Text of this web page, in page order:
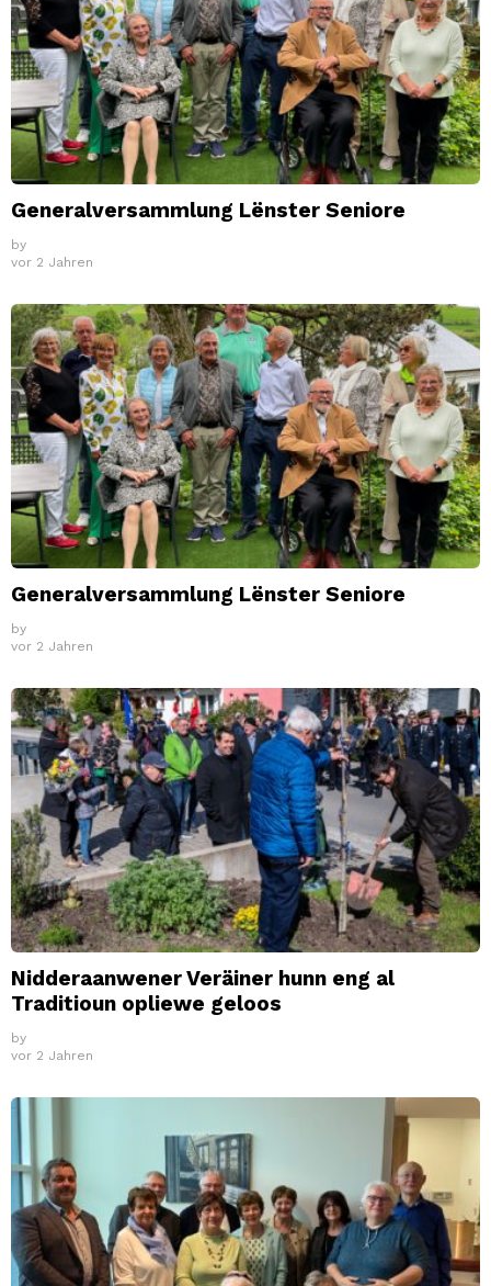
Generalversammlung Lënster Seniore
by
vor 2 Jahren
Generalversammlung Lënster Seniore
by
vor 2 Jahren
Nidderaanwener Veräiner hunn eng al
Traditioun opliewe geloos
by
vor 2 Jahren